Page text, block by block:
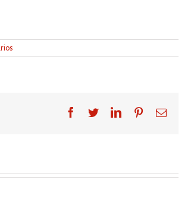
facebook
twitterlinkedinpinterestCorreo